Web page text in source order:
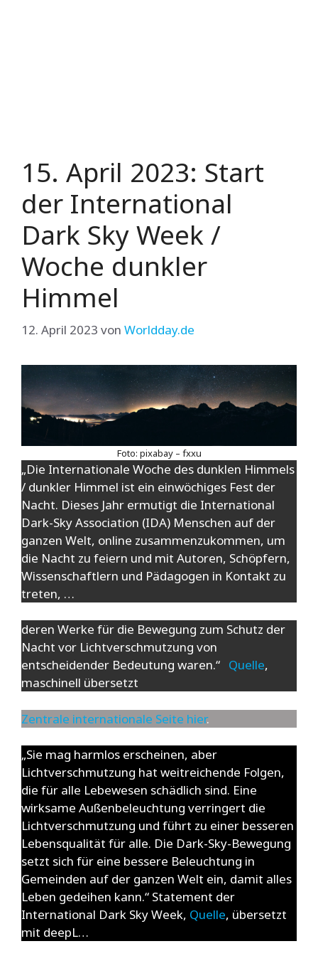
15. April 2023: Start
der International
Dark Sky Week /
Woche dunkler
Himmel
12. April 2023 von Worldday.de
Foto: pixabay – fxxu
„Die Internationale Woche des dunklen Himmels
/ dunkler Himmel ist ein einwöchiges Fest der
Nacht. Dieses Jahr ermutigt die International
Dark-Sky Association (IDA) Menschen auf der
ganzen Welt, online zusammenzukommen, um
die Nacht zu feiern und mit Autoren, Schöpfern,
Wissenschaftlern und Pädagogen in Kontakt zu
treten, …
deren Werke für die Bewegung zum Schutz der
Nacht vor Lichtverschmutzung von
entscheidender Bedeutung waren.“ Quelle,
maschinell übersetzt
Zentrale internationale Seite hier.
„Sie mag harmlos erscheinen, aber
Lichtverschmutzung hat weitreichende Folgen,
die für alle Lebewesen schädlich sind. Eine
wirksame Außenbeleuchtung verringert die
Lichtverschmutzung und führt zu einer besseren
Lebensqualität für alle. Die Dark-Sky-Bewegung
setzt sich für eine bessere Beleuchtung in
Gemeinden auf der ganzen Welt ein, damit alles
Leben gedeihen kann.“ Statement der
International Dark Sky Week, Quelle, übersetzt
mit deepL…